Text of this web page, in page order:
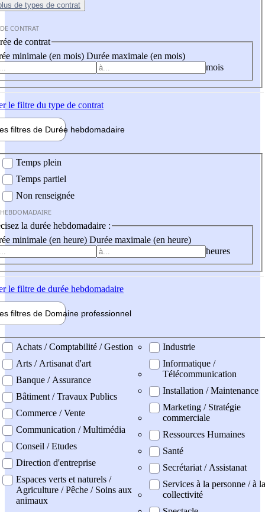
de types de contrat
CONTRAT
de contrat
minimale (en mois) Durée maximale (en mois)
mois
le filtre du type de contrat
filtres de Durée hebdomadaire
Temps plein
Temps partiel
Non renseignée
la durée hebdomadaire :
minimale (en heure) Durée maximale (en heure)
heures
le filtre de durée hebdomadaire
filtres de Domaine professionnel
professionel
Achats / Comptabilité / Gestion
Arts / Artisanat d'art
Banque / Assurance
Bâtiment / Travaux Publics
Commerce / Vente
Communication / Multimédia
Conseil / Etudes
Direction d'entreprise
Espaces verts et naturels /
Agriculture / Pêche / Soins aux
animaux
Industrie
Informatique /
Télécommunication
Installation / Maintenance
Marketing / Stratégie
commerciale
Ressources Humaines
Santé
Secrétariat / Assistanat
Services à la personne / à la
collectivité